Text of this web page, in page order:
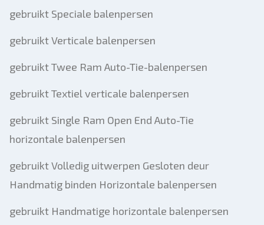
gebruikt Speciale balenpersen
gebruikt Verticale balenpersen
gebruikt Twee Ram Auto-Tie-balenpersen
gebruikt Textiel verticale balenpersen
gebruikt Single Ram Open End Auto-Tie
horizontale balenpersen
gebruikt Volledig uitwerpen Gesloten deur
Handmatig binden Horizontale balenpersen
gebruikt Handmatige horizontale balenpersen